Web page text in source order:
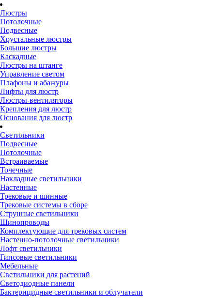
Люстры
Потолочные
Подвесные
Хрустальные люстры
Большие люстры
Каскадные
Люстры на штанге
Управление светом
Плафоны и абажуры
Лифты для люстр
Люстры-вентиляторы
Крепления для люстр
Основания для люстр
Светильники
Подвесные
Потолочные
Встраиваемые
Точечные
Накладные светильники
Настенные
Трековые и шинные
Трековые системы в сборе
Струнные светильники
Шинопроводы
Комплектующие для трековых систем
Настенно-потолочные светильники
Лофт светильники
Гипсовые светильники
Мебельные
Светильники для растений
Светодиодные панели
Бактерицидные светильники и облучатели